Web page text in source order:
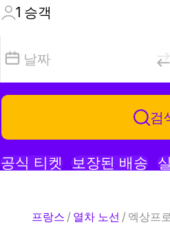
1 승객
날짜
검
공식 티켓 보장된 배송
프랑스 / 열차 노선 / 엑상프